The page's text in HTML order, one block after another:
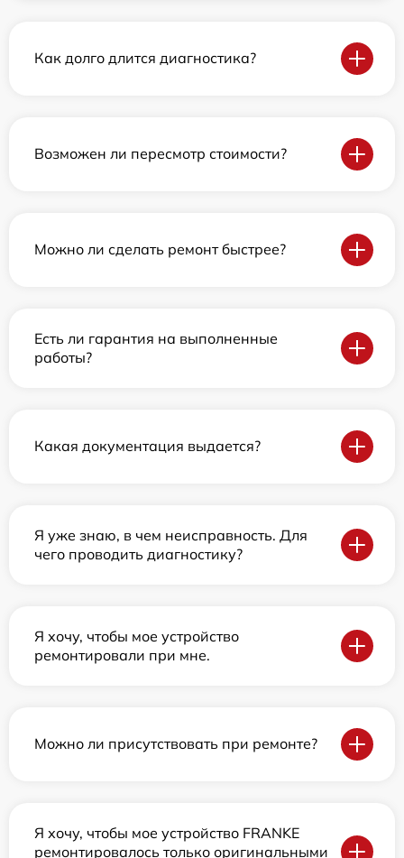
Как долго длится диагностика?
Возможен ли пересмотр стоимости?
Можно ли сделать ремонт быстрее?
Есть ли гарантия на выполненные
работы?
Какая документация выдается?
Я уже знаю, в чем неисправность. Для
чего проводить диагностику?
Я хочу, чтобы мое устройство
ремонтировали при мне.
Можно ли присутствовать при ремонте?
Я хочу, чтобы мое устройство FRANKE
ремонтировалось только оригинальными